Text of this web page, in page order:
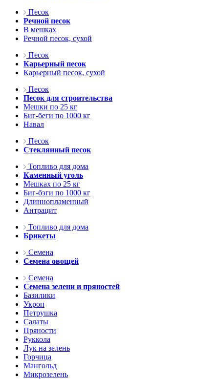
Песок
Речной песок
В мешках
Речной песок, сухой
Песок
Карьерный песок
Карьерный песок, сухой
Песок
Песок для строительства
Мешки по 25 кг
Биг-беги по 1000 кг
Навал
Песок
Стеклянный песок
Топливо для дома
Каменный уголь
Мешках по 25 кг
Биг-бэги по 1000 кг
Длиннопламенный
Антрацит
Топливо для дома
Брикеты
Семена
Семена овощей
Семена
Семена зелени и пряностей
Базилики
Укроп
Петрушка
Салаты
Пряности
Руккола
Лук на зелень
Горчица
Мангольд
Микрозелень